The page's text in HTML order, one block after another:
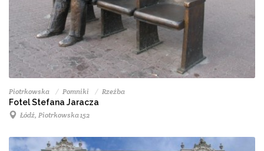
Piotrkowska Pomniki Rzeźba
Fotel Stefana Jaracza
Łódź, Piotrkowska 152